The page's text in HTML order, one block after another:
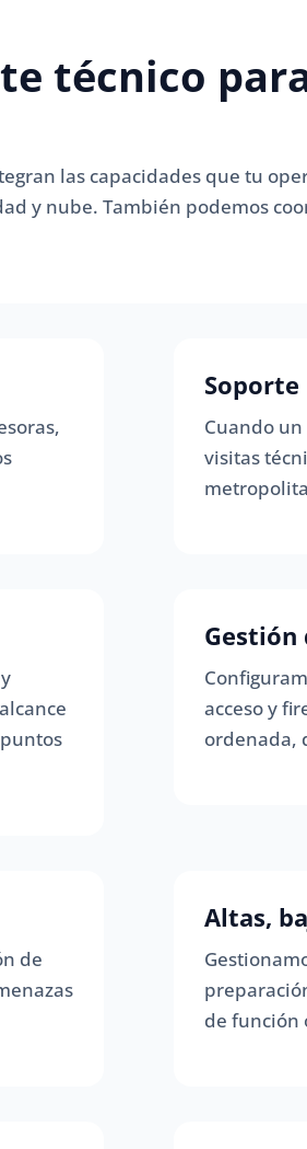
técnico
las capacidades que tu
y nube. También podemos
Cuando
visitas
Gestión
acceso y
ordenada,
de
Altas,
de función